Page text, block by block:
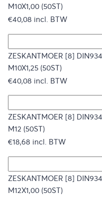
M10X1,00 (50ST)
€40,08 incl. BTW
ZESKANTMOER [8]
M10X1,25 (50ST)
€40,08 incl. BTW
ZESKANTMOER [8]
M12 (50ST)
€18,68 incl. BTW
ZESKANTMOER [8]
M12X1,00 (50ST)